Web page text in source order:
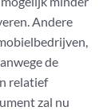
Andere
de
relatief
zal nu